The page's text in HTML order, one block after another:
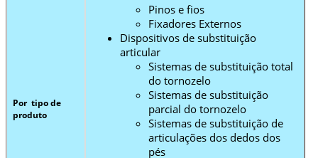
Por tipo de
produto
Pinos e fios
Fixadores Externos
Dispositivos de substituição
articular
Sistemas de substituição total
do tornozelo
Sistemas de substituição
parcial do tornozelo
Sistemas de substituição de
articulações dos dedos dos
pés